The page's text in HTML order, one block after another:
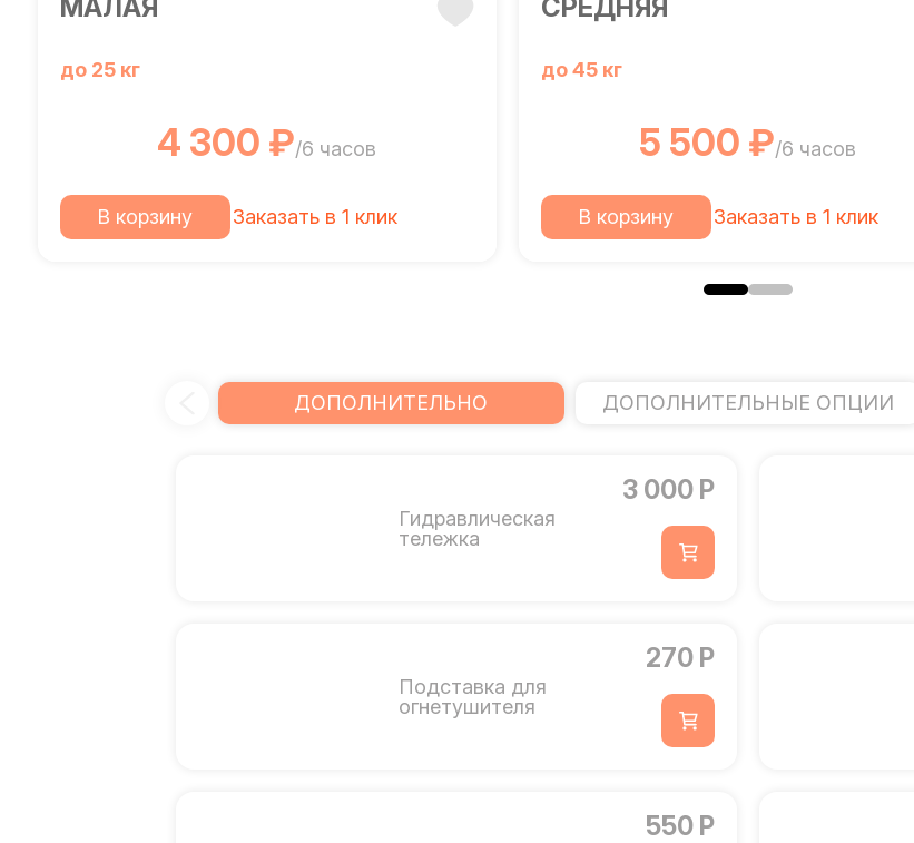
МАЛАЯ
до 25 кг
4 300 ₽/6 часов
В корзину Заказать в 1 клик
СРЕДНЯЯ
до 45 кг
5 500 ₽/6 часов
В корзину Заказать в 1 клик
ДОПОЛНИТЕЛЬНО ДОПОЛНИТЕЛЬНЫЕ ОПЦИИ
Гидравлическая
тележка
3 000 Р
Подставка для
огнетушителя
270 Р
550 Р